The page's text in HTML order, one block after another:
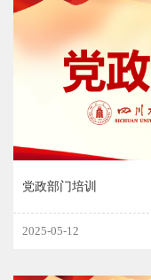
党政部门培训
2025-05-12